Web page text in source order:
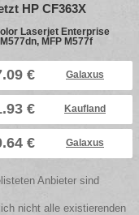
HP CF363X
Laserjet Enterprise
MFP M577f
€ Galaxus
€ Kaufland
€ Galaxus
Anbieter sind
nicht alle existierenden